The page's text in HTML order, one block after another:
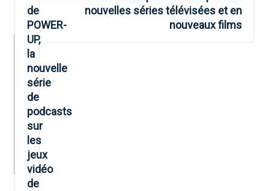
L’ARTICLE
de
POWER-
UP,
la
nouvelle
série
de
podcasts
sur
les
jeux
vidéo
de
nouvelles séries télévisées et en
nouveaux films